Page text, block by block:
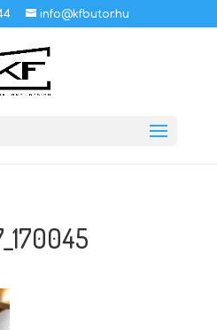
info@kfbutor.hu